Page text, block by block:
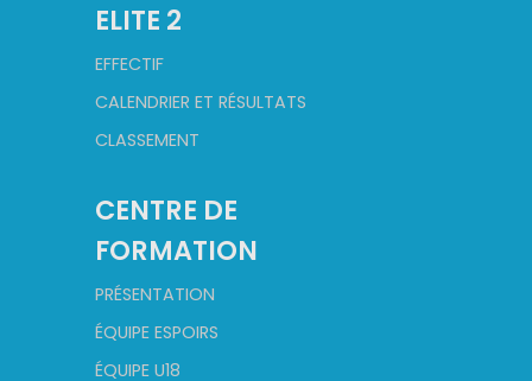
ELITE 2
EFFECTIF
CALENDRIER ET RÉSULTATS
CLASSEMENT
CENTRE DE
FORMATION
PRÉSENTATION
ÉQUIPE ESPOIRS
ÉQUIPE U18